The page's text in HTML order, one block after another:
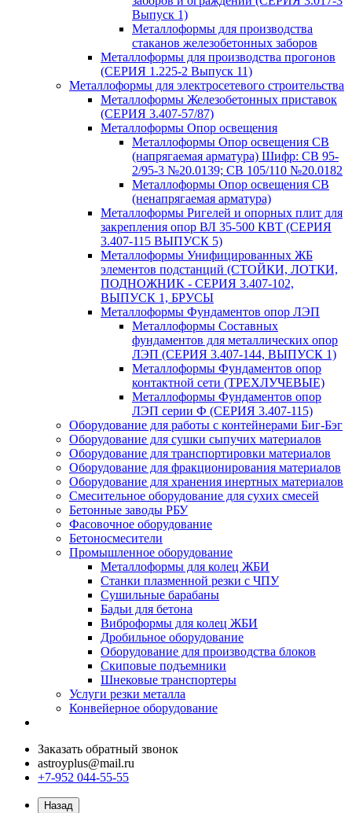
Выпуск 1)
Металлоформы для производства
стаканов железобетонных заборов
Металлоформы для производства прогонов
(СЕРИЯ 1.225-2 Выпуск 11)
Металлоформы для электросетевого строительства
Металлоформы Железобетонных приставок
(СЕРИЯ 3.407-57/87)
Металлоформы Опор освещения
Металлоформы Опор освещения СВ
(напрягаемая арматура) Шифр: СВ 95-
2/95-3 №20.0139; СВ 105/110 №20.0182
Металлоформы Опор освещения СВ
(ненапрягаемая арматура)
Металлоформы Ригелей и опорных плит для
закрепления опор ВЛ 35-500 КВТ (СЕРИЯ
3.407-115 ВЫПУСК 5)
Металлоформы Унифицированных ЖБ
элементов подстанций (СТОЙКИ, ЛОТКИ,
ПОДНОЖНИК - СЕРИЯ 3.407-102,
ВЫПУСК 1, БРУСЫ
Металлоформы Фундаментов опор ЛЭП
Металлоформы Составных
фундаментов для металлических опор
ЛЭП (СЕРИЯ 3.407-144, ВЫПУСК 1)
Металлоформы Фундаментов опор
контактной сети (ТРЕХЛУЧЕВЫЕ)
Металлоформы Фундаментов опор
ЛЭП серии Ф (СЕРИЯ 3.407-115)
Оборудование для работы с контейнерами Биг-Бэг
Оборудование для сушки сыпучих материалов
Оборудование для транспортировки материалов
Оборудование для фракционирования материалов
Оборудование для хранения инертных материалов
Смесительное оборудование для сухих смесей
Бетонные заводы РБУ
Фасовочное оборудование
Бетоносмесители
Промышленное оборудование
Металлоформы для колец ЖБИ
Станки плазменной резки с ЧПУ
Сушильные барабаны
Бадьи для бетона
Виброформы для колец ЖБИ
Дробильное оборудование
Оборудование для производства блоков
Скиповые подъемники
Шнековые транспортеры
Услуги резки металла
Конвейерное оборудование
Заказать обратный звонок
astroyplus@mail.ru
+7-952 044-55-55
Назад